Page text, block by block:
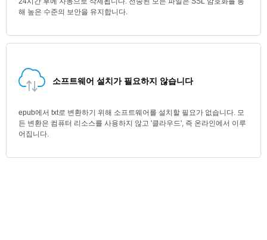
해 높은 수준의 보안을 유지합니다.
소프트웨어 설치가 필요하지 않습니다
epub에서 txt로 변환하기 위해 소프트웨어를 설치할 필요가 없습니다. 모
든 변환은 컴퓨터 리소스를 사용하지 않고 '클라우드', 즉 온라인에서 이루
어집니다.